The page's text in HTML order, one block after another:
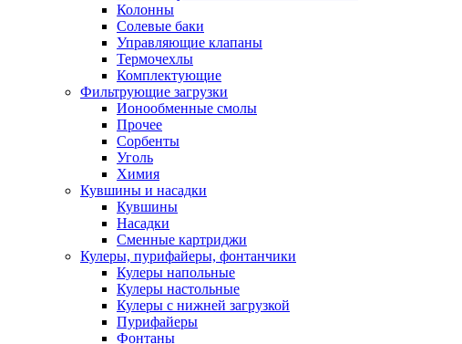
Колонны
Солевые баки
Управляющие клапаны
Термочехлы
Комплектующие
Фильтрующие загрузки
Ионообменные смолы
Прочее
Сорбенты
Уголь
Химия
Кувшины и насадки
Кувшины
Насадки
Сменные картриджи
Кулеры, пурифайеры, фонтанчики
Кулеры напольные
Кулеры настольные
Кулеры с нижней загрузкой
Пурифайеры
Фонтаны